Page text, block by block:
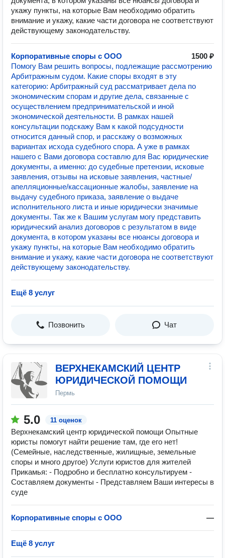
укажу пункты, на которые Вам необходимо обратить
внимание и укажу, какие части договора не соответствуют
действующему законодательству.
Корпоративные споры с ООО
1500 ₽
Помогу Вам решить вопросы, подлежащие рассмотрению
Арбитражным судом. Какие споры входят в эту
категорию: Арбитражный суд рассматривает дела по
экономическим спорам и другие дела, связанные с
осуществлением предпринимательской и иной
экономической деятельности. В рамках нашей
консультации подскажу Вам к какой подсудности
относится данный спор, и расскажу о возможных
вариантах исхода судебного спора. А уже в рамках
нашего с Вами договора составлю для Вас юридические
документы, а именно: до судебные претензии, исковые
заявления, отзывы на исковые заявления, частные/
апелляционные/кассационные жалобы, заявление на
выдачу судебного приказа, заявление о выдаче
исполнительного листа и иные юридически значимые
документы. Так же к Вашим услугам могу представить
юридический анализ договоров с результатом в виде
документа, в котором указаны все нюансы договора и
укажу пункты, на которые Вам необходимо обратить
внимание и укажу, какие части договора не соответствуют
действующему законодательству.
Ещё 8 услуг
Позвонить Чат
ВЕРХНЕКАМСКИЙ ЦЕНТР
ЮРИДИЧЕСКОЙ ПОМОЩИ
Пермь
5.0 11 оценок
Верхнекамский центр юридической помощи Опытные
юристы помогут найти решение там, где его нет!
(Семейные, наследственные, жилищные, земельные
споры и много другое) Услуги юристов для жителей
Прикамья: - Подробно и бесплатно консультируем -
Составляем документы - Представляем Ваши интересы в
суде
Корпоративные споры с ООО —
Ещё 8 услуг